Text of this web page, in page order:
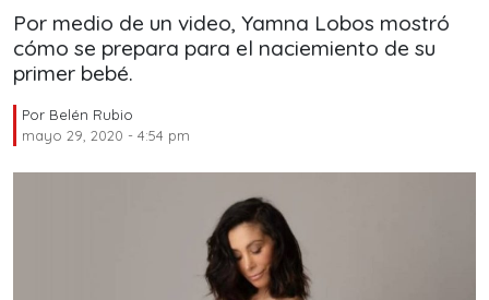
Por medio de un video, Yamna Lobos mostró
cómo se prepara para el naciemiento de su
primer bebé.
Por Belén Rubio
mayo 29, 2020 - 4:54 pm